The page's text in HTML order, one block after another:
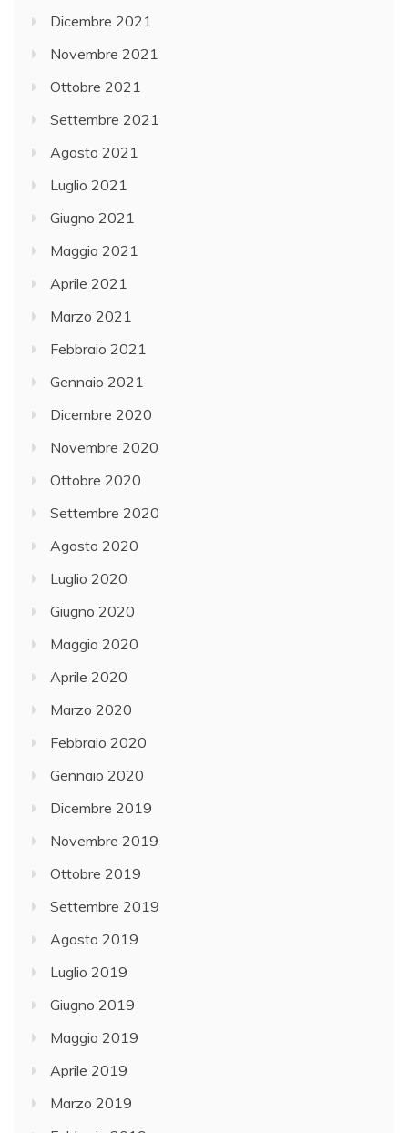
Dicembre 2021
Novembre 2021
Ottobre 2021
Settembre 2021
Agosto 2021
Luglio 2021
Giugno 2021
Maggio 2021
Aprile 2021
Marzo 2021
Febbraio 2021
Gennaio 2021
Dicembre 2020
Novembre 2020
Ottobre 2020
Settembre 2020
Agosto 2020
Luglio 2020
Giugno 2020
Maggio 2020
Aprile 2020
Marzo 2020
Febbraio 2020
Gennaio 2020
Dicembre 2019
Novembre 2019
Ottobre 2019
Settembre 2019
Agosto 2019
Luglio 2019
Giugno 2019
Maggio 2019
Aprile 2019
Marzo 2019